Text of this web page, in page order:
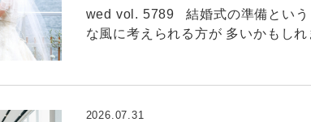
wed vol. 5789 結婚式の準備とい
な風に考えられる方が 多いかもし
2026.07.31